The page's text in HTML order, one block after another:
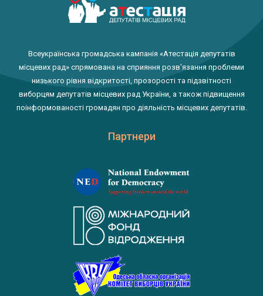
Всеукраїнська громадська кампанія «Атестація депутатів
місцевих рад» спрямована на сприяння розв'язання проблеми
низького рівня відкритості, прозорості та підзвітності
виборцям депутатів місцевих рад України, а також підвищення
поінформованості громадян про діяльність місцевих депутатів.
Партнери